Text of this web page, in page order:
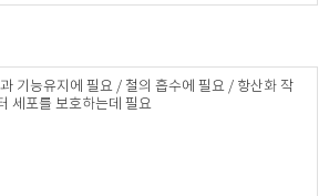
기능유지에 필요 / 철의 흡수에 필요 / 항산화 작
세포를 보호하는데 필요